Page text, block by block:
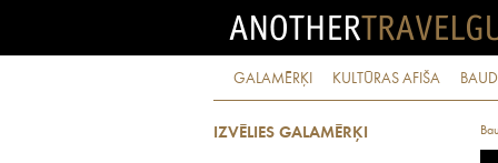
GALAMĒRĶI KULTŪRAS AFIŠA
IZVĒLIES GALAMĒRĶI